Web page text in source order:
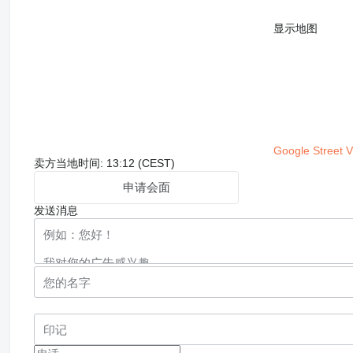
显示地图
Google Street
卖方当地时间: 13:12 (CEST)
申请会面
发送消息